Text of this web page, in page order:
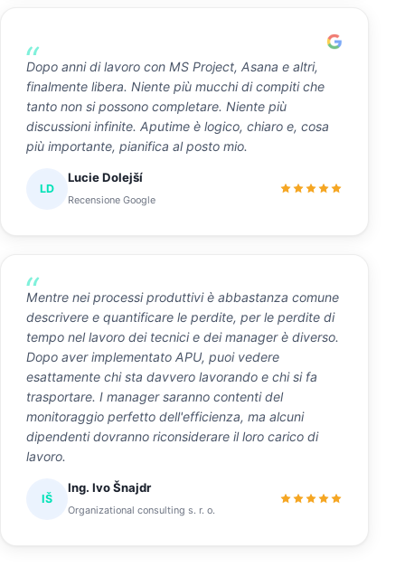
Dopo anni di lavoro con MS Project, Asana e altri,
finalmente libera. Niente più mucchi di compiti che
tanto non si possono completare. Niente più
discussioni infinite. Aputime è logico, chiaro e, cosa
più importante, pianifica al posto mio.
LD
Lucie Dolejší
Recensione Google
Mentre nei processi produttivi è abbastanza comune
descrivere e quantificare le perdite, per le perdite di
tempo nel lavoro dei tecnici e dei manager è diverso.
Dopo aver implementato APU, puoi vedere
esattamente chi sta davvero lavorando e chi si fa
trasportare. I manager saranno contenti del
monitoraggio perfetto dell'efficienza, ma alcuni
dipendenti dovranno riconsiderare il loro carico di
lavoro.
IŠ
Ing. Ivo Šnajdr
Organizational consulting s. r. o.